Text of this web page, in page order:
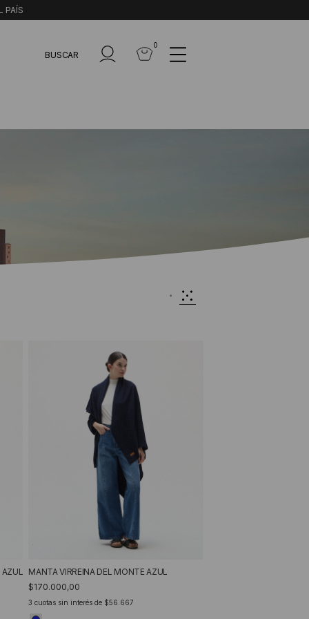
PAÍS
BUSCAR
0
AZUL MANTA VIRREINA DEL MONTE AZUL
$170.000,00
3 cuotas sin interés de $56.667